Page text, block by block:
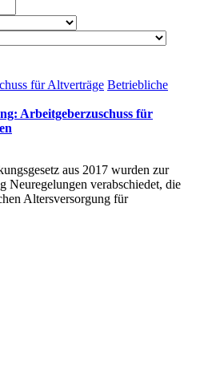
für Altverträge Betriebliche
Arbeitgeberzuschuss für
aus 2017 wurden zur
Neuregelungen verabschiedet, die
Altersversorgung für